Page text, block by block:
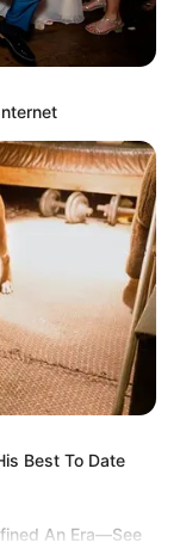
Best To Date
An Era—See